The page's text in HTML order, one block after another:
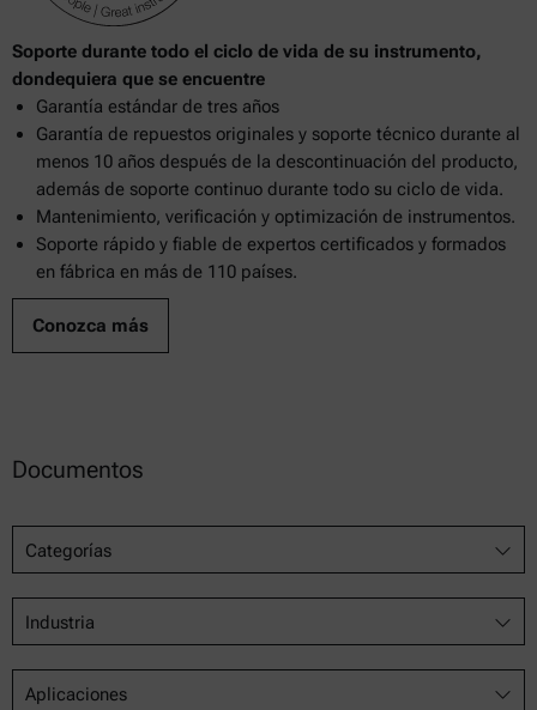
Soporte durante todo el ciclo de vida de su instrumento,
dondequiera que se encuentre
Garantía estándar de tres años
Garantía de repuestos originales y soporte técnico durante al
menos 10 años después de la descontinuación del producto,
además de soporte continuo durante todo su ciclo de vida.
Mantenimiento, verificación y optimización de instrumentos.
Soporte rápido y fiable de expertos certificados y formados
en fábrica en más de 110 países.
Conozca más
Documentos
Categorías
Industria
Aplicaciones